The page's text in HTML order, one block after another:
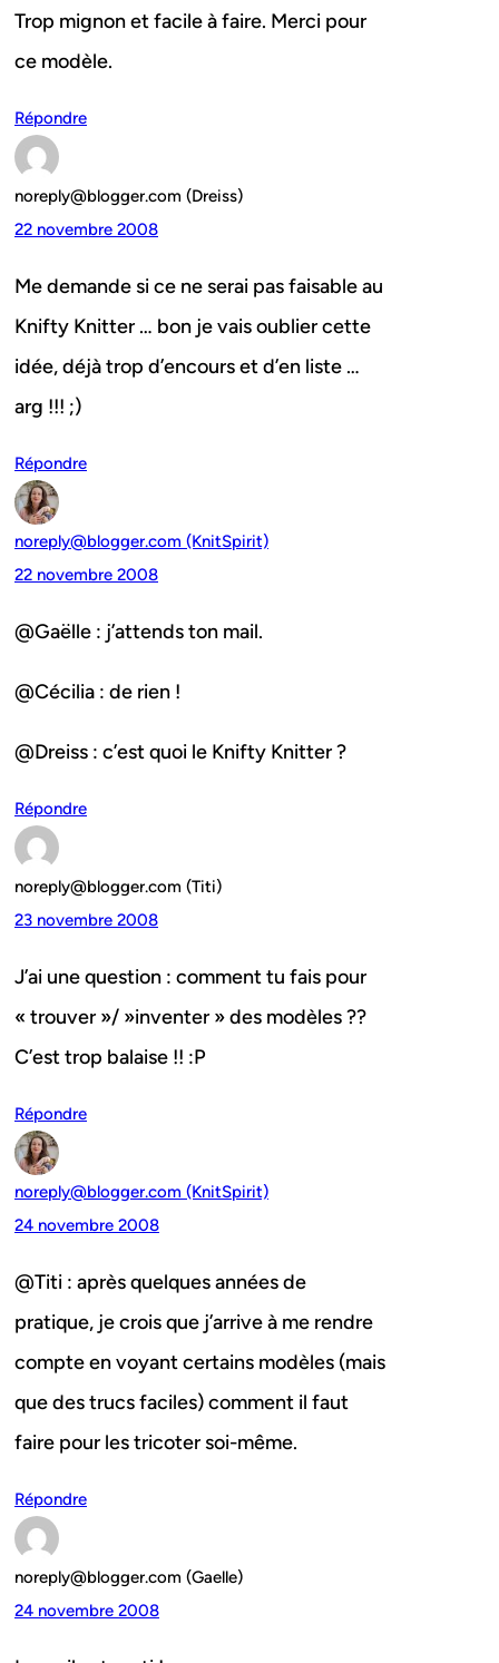
Trop mignon et facile à faire. Merci pour
ce modèle.
Répondre
noreply@blogger.com (Dreiss)
22 novembre 2008
Me demande si ce ne serai pas faisable au
Knifty Knitter … bon je vais oublier cette
idée, déjà trop d’encours et d’en liste …
arg !!! ;)
Répondre
noreply@blogger.com (KnitSpirit)
22 novembre 2008
@Gaëlle : j’attends ton mail.
@Cécilia : de rien !
@Dreiss : c’est quoi le Knifty Knitter ?
Répondre
noreply@blogger.com (Titi)
23 novembre 2008
J’ai une question : comment tu fais pour
« trouver »/ »inventer » des modèles ??
C’est trop balaise !! :P
Répondre
noreply@blogger.com (KnitSpirit)
24 novembre 2008
@Titi : après quelques années de
pratique, je crois que j’arrive à me rendre
compte en voyant certains modèles (mais
que des trucs faciles) comment il faut
faire pour les tricoter soi-même.
Répondre
noreply@blogger.com (Gaelle)
24 novembre 2008